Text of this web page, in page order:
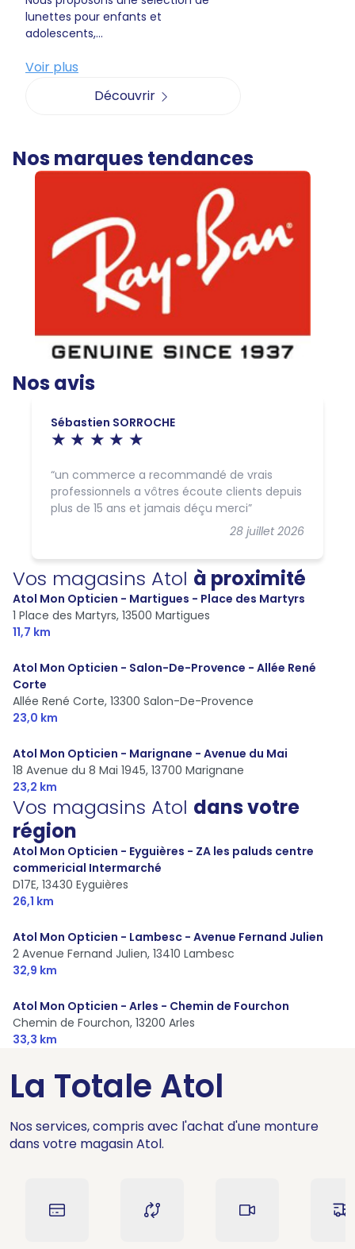
lunettes pour enfants et
adolescents,...
Voir plus
Découvrir
Nos marques tendances
Nos avis
Sébastien SORROCHE
28 juillet 2026
un commerce a recommandé de vrais
professionnels a vôtres écoute clients depuis
plus de 15 ans et jamais déçu merci
Vos magasins Atol à proximité
Atol Mon Opticien - Martigues - Place des Martyrs
1 Place des Martyrs, 13500 Martigues
11,7 km
Atol Mon Opticien - Salon-De-Provence - Allée René
Corte
Allée René Corte, 13300 Salon-De-Provence
23,0 km
Atol Mon Opticien - Marignane - Avenue du Mai
18 Avenue du 8 Mai 1945, 13700 Marignane
23,2 km
Vos magasins Atol dans votre
région
Atol Mon Opticien - Eyguières - ZA les paluds centre
commericial Intermarché
D17E, 13430 Eyguières
26,1 km
Atol Mon Opticien - Lambesc - Avenue Fernand Julien
2 Avenue Fernand Julien, 13410 Lambesc
32,9 km
Atol Mon Opticien - Arles - Chemin de Fourchon
Chemin de Fourchon, 13200 Arles
33,3 km
La Totale Atol
Nos services, compris avec l'achat d'une monture
dans votre magasin Atol.